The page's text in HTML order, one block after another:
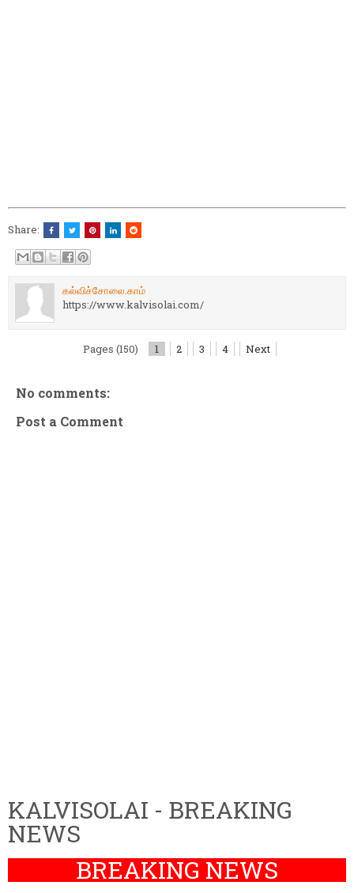
Share:
கல்விச்சோலை.காம்
https://www.kalvisolai.com/
Pages (150) 1 2 3 4 Next
No comments:
Post a Comment
KALVISOLAI - BREAKING
NEWS
BREAKING NEWS